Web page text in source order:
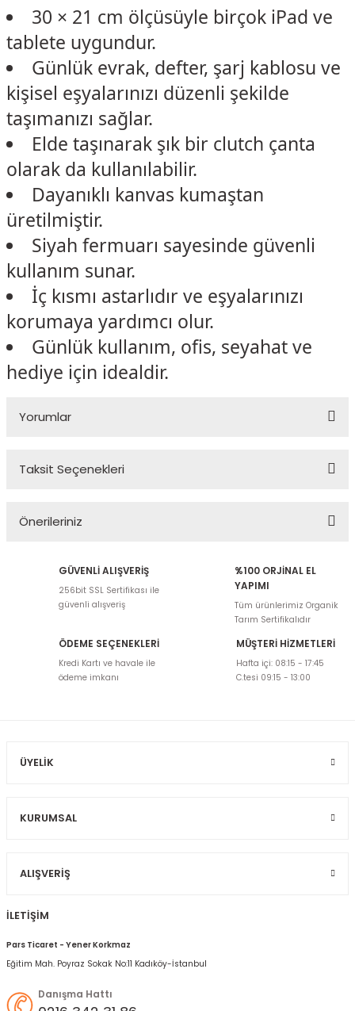
30 × 21 cm ölçüsüyle birçok iPad ve
tablete uygundur.
Günlük evrak, defter, şarj kablosu ve
kişisel eşyalarınızı düzenli şekilde
taşımanızı sağlar.
Elde taşınarak şık bir clutch çanta
olarak da kullanılabilir.
Dayanıklı kanvas kumaştan
üretilmiştir.
Siyah fermuarı sayesinde güvenli
kullanım sunar.
İç kısmı astarlıdır ve eşyalarınızı
korumaya yardımcı olur.
Günlük kullanım, ofis, seyahat ve
hediye için idealdir.
Yorumlar
Taksit Seçenekleri
Önerileriniz
Bu ürünün fiyat bilgisi, resim, ürün açıklamalarında ve diğer
konularda yetersiz gördüğünüz noktaları öneri formunu kullanarak
tarafımıza iletebilirsiniz.
Görüş ve önerileriniz için teşekkür ederiz.
Ürün resmi kalitesiz, bozuk veya görüntülenemiyor.
Ürün açıklamasında eksik bilgiler bulunuyor.
GÜVENLİ ALIŞVERİŞ
256bit SSL Sertifikası ile
güvenli alışveriş
%100 ORJİNAL EL
YAPIMI
Tüm ürünlerimiz Organik
Tarım Sertifikalıdır
ÖDEME SEÇENEKLERİ
Kredi Kartı ve havale ile
ödeme imkanı
MÜŞTERİ HİZMETLERİ
Hafta içi: 08:15 - 17:45
C.tesi 09:15 - 13:00
ÜYELIK
KURUMSAL
ALIŞVERIŞ
İLETİŞİM
Pars Ticaret - Yener Korkmaz
Eğitim Mah. Poyraz Sokak No:11 Kadıköy-İstanbul
Danışma Hattı